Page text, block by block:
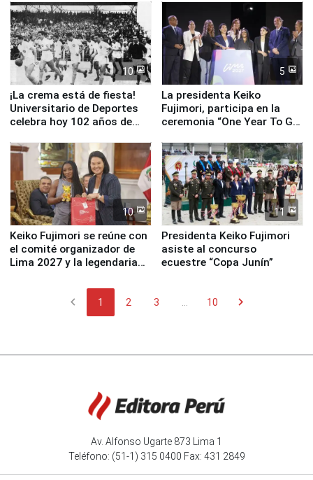
equipamiento para
Serenazgo
10
¡La crema está de fiesta!
Universitario de Deportes
celebra hoy 102 años de
5
La presidenta Keiko
Fujimori, participa en la
ceremonia “One Year To Go
10
Keiko Fujimori se reúne con
el comité organizador de
Lima 2027 y la legendaria
11
Presidenta Keiko Fujimori
asiste al concurso
ecuestre “Copa Junín”
chevron_left 1 2 3 10 chevron_right
Av. Alfonso Ugarte 873 Lima 1
Teléfono: (51-1) 315 0400 Fax: 431 2849